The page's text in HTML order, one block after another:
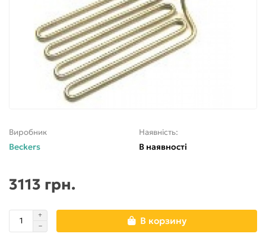
Виробник
Beckers
Наявність:
В наявності
3113 грн.
В корзину